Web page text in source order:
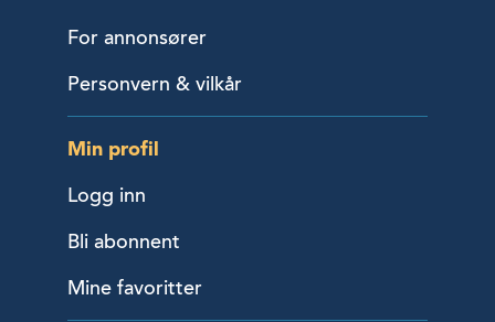
For annonsører
Personvern & vilkår
Min profil
Logg inn
Bli abonnent
Mine favoritter